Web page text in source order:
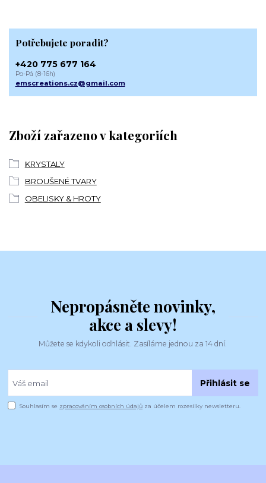
Zboží zařazeno v kategoriích
KRYSTALY
BROUŠENÉ TVARY
OBELISKY & HROTY
Potřebujete poradit?
+420 775 677 164
Po-Pá (8-16h)
emscreations.cz@gmail.com
Nepropásněte novinky,
akce a slevy!
Můžete se kdykoli odhlásit. Zasíláme jednou za 14 dní.
Přihlásit se
Souhlasím se zpracováním osobních údajů za účelem rozesílky newsletteru.